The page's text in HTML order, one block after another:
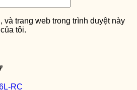
và trang web trong trình duyệt này
tôi.